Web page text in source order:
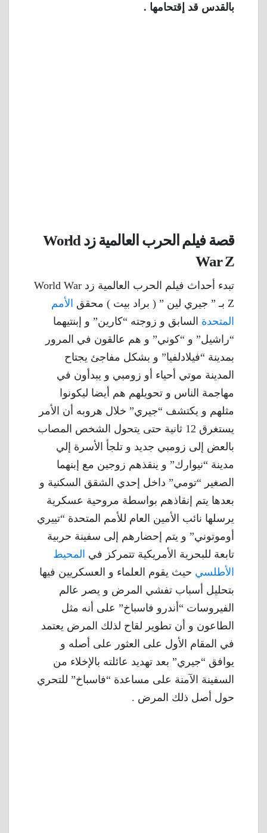
بالقدس قد إقتحامها .
قصة فيلم الحرب العالمية زد World
War Z
تبدء أحداث فيلم الحرب العالمية زد World War
Z بـ ” جيري لين ” ( براد بيت ) محقق
الأمم
المتحدة السابق و زوجته “كارين” و إبنتيهما
“راشيل” و “كوني” و هم عالقون في المرور
بمدينة “فيلادلفيا” و بشكل مفاجئ يجتاح
المدينة موتي أحياء أو زومبي و يبدأون في
مهاجمة الناس و تحويلهم هم أيضا ليكونوا
مثلهم و يكتشف “جيري” خلال هروبه أن الأمر
يستغرق 12 ثانية حتى يتحول الشخص المصاب
بالعض إلى زومبي جديد و تلجأ الأسرة إلي
مدينة “نيوارك” و ينقذهم زوجين مع إبنهما
الصغير “تومي” داخل إحدي الشقق السكنية و
بعدها يتم إنقاذهم بواسطة مروحية عسكرية
يرسلها نائب الأمين العام للأمم المتحدة “تييري
أوموتوني” و يتم إحضارهم إلى سفينة حربية
تابعة للبحرية الأمريكية تتمركز في المحيط
الأطلسي حيث يقوم العلماء و العسكريين فيها
بتحليل أسباب تفشي المرض و يصر عالم
الفيروسات “أندرو فاسباخ” على أنه مثل
الطاعون و أن تطوير لقاح لذلك المرض يعتمد
في المقام الأول على العثور على أصله و
يوافق “جيري” بعد تهديد عائلته بالإخلاء من
السفينة الآمنة على مساعدة “فاسباخ” للتحري
حول أصل ذلك المرض .